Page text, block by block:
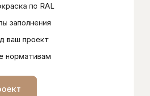
по RAL
заполнения
ваш проект
нормативам